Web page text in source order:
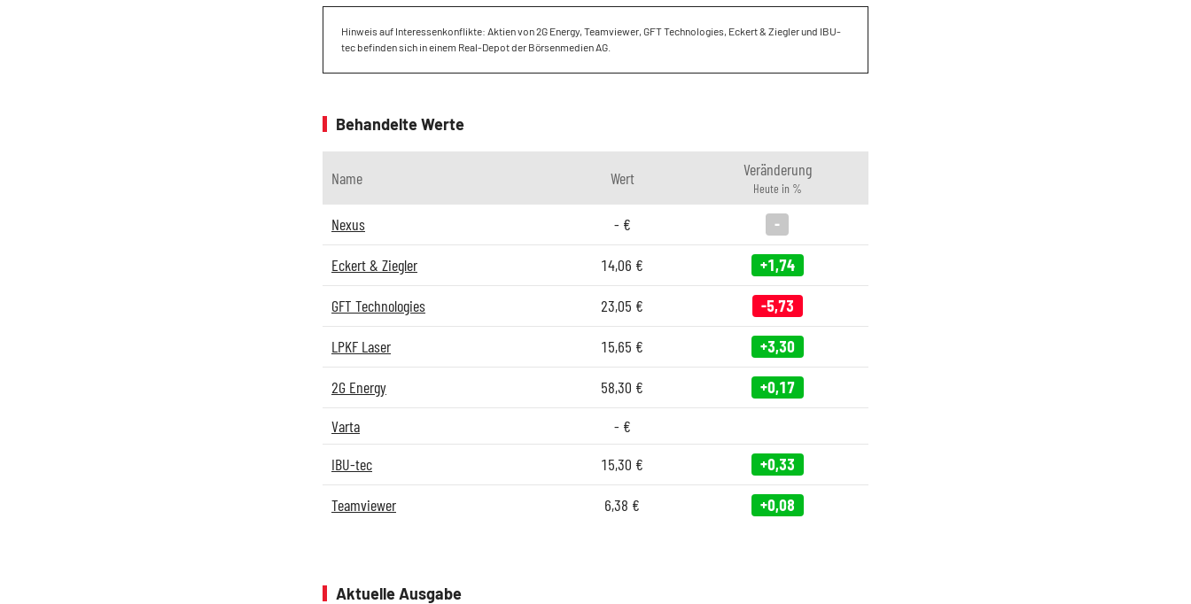
Hinweis auf Interessenkonflikte: Aktien von 2G Energy, Teamviewer, GFT Technologies, Eckert & Ziegler und IBU-
tec befinden sich in einem Real-Depot der Börsenmedien AG.
Behandelte Werte
Name Wert Veränderung
Heute in %
Nexus - € -
Eckert & Ziegler 14,06 € +1,74
GFT Technologies 23,05 € -5,73
LPKF Laser 15,65 € +3,30
2G Energy 58,30 €
+0,17
Varta
- €
IBU-tec
15,30 € +0,33
Teamviewer 6,38 € +0,08
Aktuelle Ausgabe